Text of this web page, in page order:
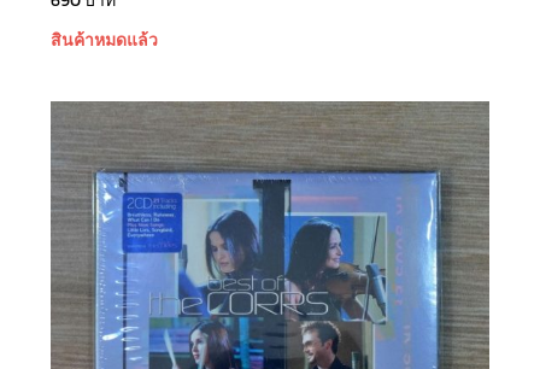
สินค้าหมดแล้ว